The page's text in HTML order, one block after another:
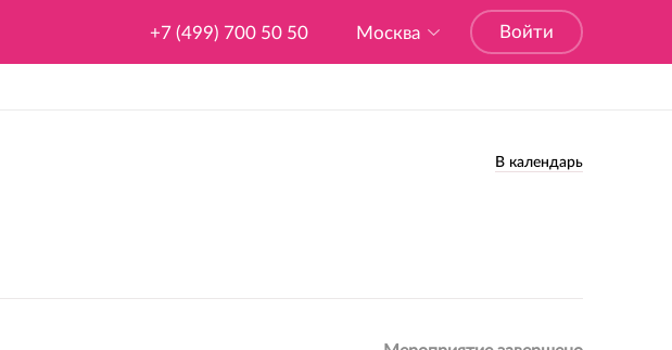
Войти
Москва
+7 (499) 700 50 50
В календарь